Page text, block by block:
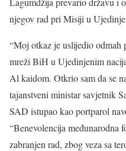
njegov rad pri Misiji u
“Moj otkaz je uslijedio odmah
mreži BiH u Ujedinjenim
Al kaidom. Otkrio sam da se
tajanstveni ministar savjetnik
SAD istupao kao portparol
“Benevolencija međunarodna
zabranjen rad, zbog veza sa